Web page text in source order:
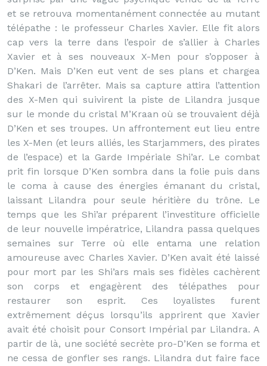
et se retrouva momentanément connectée au mutant
télépathe : le professeur Charles Xavier. Elle fit alors
cap vers la terre dans l’espoir de s’allier à Charles
Xavier et à ses nouveaux X-Men pour s’opposer à
D’Ken. Mais D’Ken eut vent de ses plans et chargea
Shakari de l’arrêter. Mais sa capture attira l’attention
des X-Men qui suivirent la piste de Lilandra jusque
sur le monde du cristal M’Kraan où se trouvaient déjà
D’Ken et ses troupes. Un affrontement eut lieu entre
les X-Men (et leurs alliés, les Starjammers, des pirates
de l’espace) et la Garde Impériale Shi’ar. Le combat
prit fin lorsque D’Ken sombra dans la folie puis dans
le coma à cause des énergies émanant du cristal,
laissant Lilandra pour seule héritière du trône. Le
temps que les Shi’ar préparent l’investiture officielle
de leur nouvelle impératrice, Lilandra passa quelques
semaines sur Terre où elle entama une relation
amoureuse avec Charles Xavier. D’Ken avait été laissé
pour mort par les Shi’ars mais ses fidèles cachèrent
son corps et engagèrent des télépathes pour
restaurer son esprit. Ces loyalistes furent
extrêmement déçus lorsqu’ils apprirent que Xavier
avait été choisit pour Consort Impérial par Lilandra. A
partir de là, une société secrète pro-D’Ken se forma et
ne cessa de gonfler ses rangs. Lilandra dut faire face